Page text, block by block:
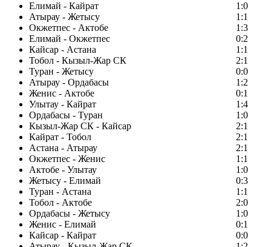
Елимай - Кайрат
1:0
Атырау - Жетысу
1:1
Окжетпес - Актобе
1:3
Елимай - Окжетпес
0:2
Кайсар - Астана
1:1
Тобол - Кызыл-Жар СК
2:1
Туран - Жетысу
0:0
Атырау - Ордабасы
1:2
Женис - Актобе
0:1
Улытау - Кайрат
1:4
Ордабасы - Туран
1:0
Кызыл-Жар СК - Кайсар
2:1
Кайрат - Тобол
2:1
Астана - Атырау
2:1
Окжетпес - Женис
1:1
Актобе - Улытау
1:0
Жетысу - Елимай
0:3
Туран - Астана
1:1
Тобол - Актобе
2:0
Ордабасы - Жетысу
1:0
Женис - Елимай
0:1
Кайсар - Кайрат
0:0